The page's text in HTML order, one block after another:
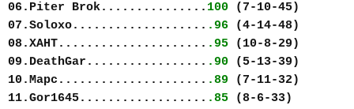
06.Piter Brok............... 100 (7-10-45)
07.Soloxo................... .96 (4-14-48)
08.ХАНТ..................... .95 (10-8-29)
09.DeathGar................. .90 (5-13-39)
10.Марс..................... .89 (7-11-32)
11.Gor1645.................. .85 (8-6-33)